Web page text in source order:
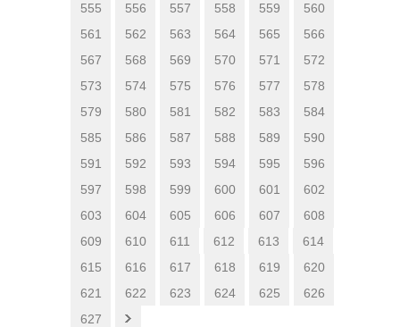
555
556 557 558 559
560
561
562 563 564 565
566
567
568 569 570 571
572
573
574 575 576 577
578
579
580 581 582 583
584
585
586 587 588 589
590
591
592 593 594 595
596
597
598 599 600 601
602
603
604 605 606 607
608
609
610 611 612 613
614
615
616 617 618 619
620
621
622 623 624 625
626
627